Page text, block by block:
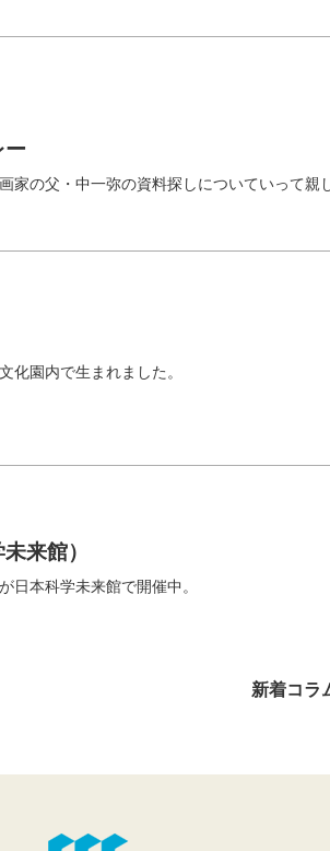
家の父・中一弥の資料探しについていって親
化園内で生まれました。
来館）
日本科学未来館で開催中。
新着コラ